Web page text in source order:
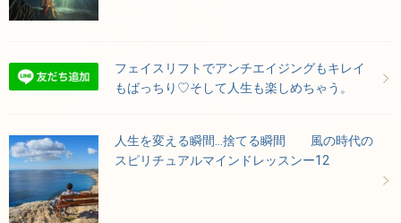
フェイスリフトでアンチエイジングもキレイ
もばっちり♡そして人生も楽しめちゃう。
人生を変える瞬間…捨てる瞬間 風の時代の
スピリチュアルマインドレッスンー12